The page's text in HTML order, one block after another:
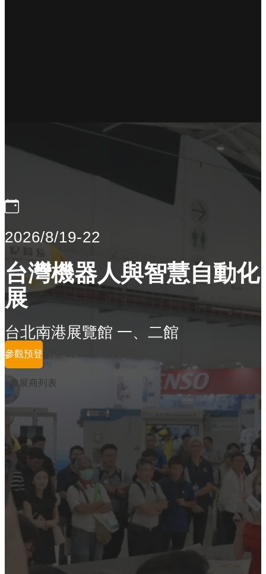
2026/8/19-22
台灣機器人與智慧自動化
展
台北南港展覽館 一、二館
參觀預登
參展商列表